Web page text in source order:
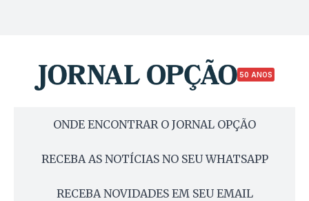
50 ANOS
ONDE ENCONTRAR O JORNAL OPÇÃO
RECEBA AS NOTÍCIAS NO SEU WHATSAPP
RECEBA NOVIDADES EM SEU EMAIL